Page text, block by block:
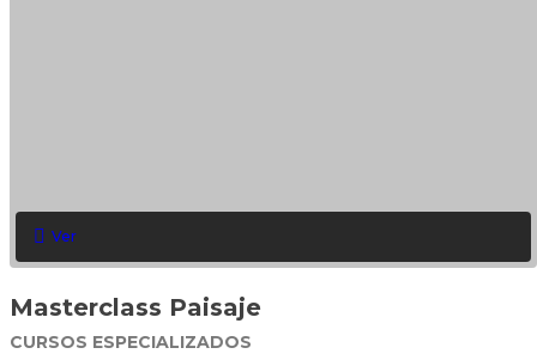
Ver
Masterclass Paisaje
CURSOS ESPECIALIZADOS